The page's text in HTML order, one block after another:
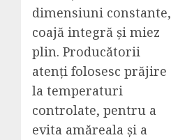
dimensiuni constante,
coajă integră și miez
plin. Producătorii
atenți folosesc prăjire
la temperaturi
controlate, pentru a
evita amăreala și a